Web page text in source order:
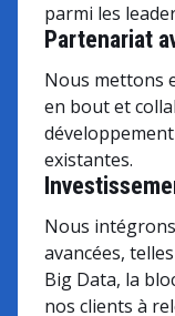
parmi les
Partenariat
Nous mettons
en bout et
existantes.
Nous
avancées,
Big Data, la
nos clients à